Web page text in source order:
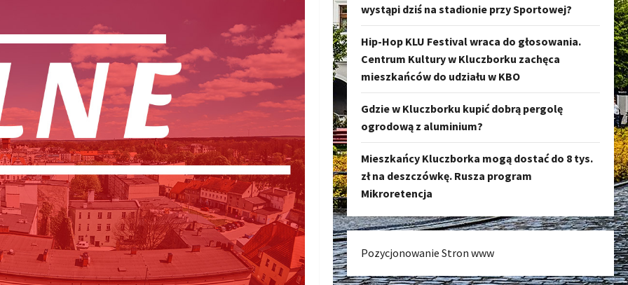
wystąpi dziś na stadionie przy Sportowej?
Hip-Hop KLU Festival wraca do głosowania.
Centrum Kultury w Kluczborku zachęca
mieszkańców do udziału w KBO
Gdzie w Kluczborku kupić dobrą pergolę
ogrodową z aluminium?
Mieszkańcy Kluczborka mogą dostać do 8 tys.
zł na deszczówkę. Rusza program
Mikroretencja
Pozycjonowanie Stron www